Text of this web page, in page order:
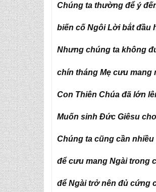
Chúng ta thường để ý
biến cố Ngôi Lời bắt đầu
Nhưng chúng ta không
chín tháng Mẹ cưu mang
Con Thiên Chúa đã lớn
Muốn sinh Đức Giêsu
Chúng ta cũng cần
để cưu mang Ngài trong
để Ngài trở nên đủ cứng